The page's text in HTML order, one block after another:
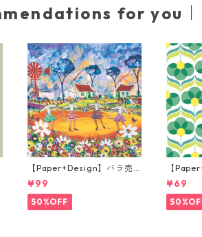
for you｜
【Paper+Design】バラ売
り2枚 ランチサイズ ペーパ
ーナプキン Portchie Art Th
e Hula Hoop Girls ブルー
¥99
50%OFF
【
り2枚 ラ
ーナプ
リーン
¥69